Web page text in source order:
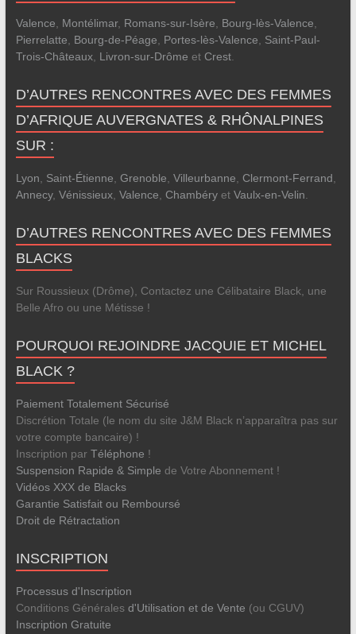
Valence, Montélimar, Romans-sur-Isère, Bourg-lès-Valence,
Pierrelatte, Bourg-de-Péage, Portes-lès-Valence, Saint-Paul-
Trois-Châteaux, Livron-sur-Drôme et Crest.
D’AUTRES RENCONTRES AVEC DES FEMMES
D’AFRIQUE AUVERGNATES & RHÔNALPINES
SUR :
Lyon, Saint-Étienne, Grenoble, Villeurbanne, Clermont-Ferrand,
Annecy, Vénissieux, Valence, Chambéryet Vaulx-en-Velin.
D’AUTRES RENCONTRES AVEC DES FEMMES
BLACKS
Sur Roussieux (Drôme), Contactez une Célibataire Black, une
Belle Afro ou une Métisse !
POURQUOI REJOINDRE JACQUIE ET MICHEL
BLACK ?
Paiement Totalement Sécurisé
Discrétion Totale (le nom du site J&M Black n’apparaîtra pas sur
votre compte bancaire) !
Inscription par Téléphone !
Suspension Rapide & Simple de Votre Abonnement !
Vidéos XXX de Blacks
Garantie Satisfait ou Remboursé
Droit de Rétractation
INSCRIPTION
Processus d'Inscription
Conditions Générales d'Utilisation et de Vente (ou CGUV)
Inscription Gratuite